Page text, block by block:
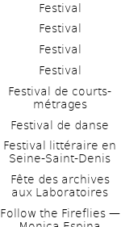
Festival
Festival
Festival
Festival
Festival de courts-
métrages
Festival de danse
Festival littéraire en
Seine-Saint-Denis
Fête des archives
aux Laboratoires
Follow the Fireflies —